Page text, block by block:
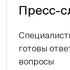
Пресс-
готовы
вопросы